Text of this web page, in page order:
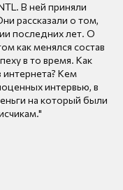
В ней приняли
рассказали о том,
последних лет. О
как менялся состав
в то время. Как
Кем
интервью, в
на который были